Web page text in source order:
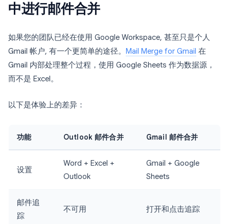
中进行邮件合并
如果您的团队已经在使用 Google Workspace, 甚至只是个人
Gmail 帐户, 有一个更简单的途径。
Mail Merge for Gmail 在
Gmail 内部处理整个过程，使用 Google Sheets 作为数据源，
而不是 Excel。
以下是体验上的差异：
功能 Outlook 邮件合并 Gmail 邮件合并
设置
Word + Excel +
Outlook
Gmail + Google
Sheets
邮件追
踪
不可用 打开和点击追踪